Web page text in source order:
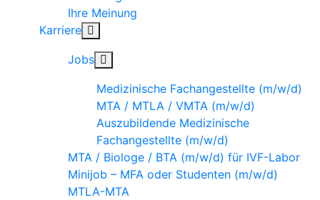
Ihre Meinung
Karriere
Jobs
Medizinische Fachangestellte (m/w/d)
MTA / MTLA / VMTA (m/w/d)
Auszubildende Medizinische
Fachangestellte (m/w/d)
MTA / Biologe / BTA (m/w/d) für IVF-Labor
Minijob – MFA oder Studenten (m/w/d)
MTLA-MTA